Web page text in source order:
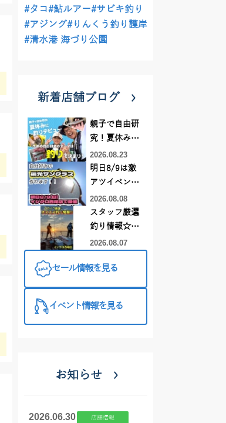
#タコ#鮎ルアー#サビキ釣り
#アジング#りんくう釣り護岸
#清水港 海づり公園
新着店舗ブログ
親子で自由研
究！夏休みに
釣りデビュー
2026.08.23
明日8/9は激
アツイベント
日！！！～オ
ーダー偏光グ
ラス受注会～
2026.08.08
スタッフ厳選
釣り情報☆彡
連休は何釣り
♪【イシグロ
2026.08.07
セール情報を見る
イベント情報を見る
お知らせ
2026.06.30 店舗情報